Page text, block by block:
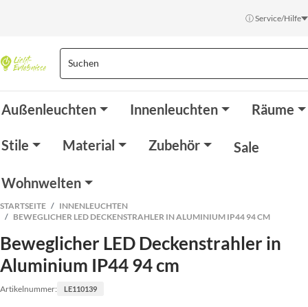
ⓘ Service/Hilfe
Außenleuchten Innenleuchten Räume
Stile Material Zubehör Sale
Wohnwelten
STARTSEITE
INNENLEUCHTEN
BEWEGLICHER LED DECKENSTRAHLER IN ALUMINIUM IP44 94 CM
Beweglicher LED Deckenstrahler in
Aluminium IP44 94 cm
Artikelnummer: LE110139